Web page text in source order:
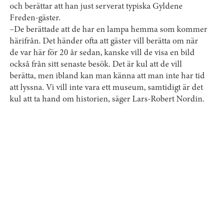
och berättar att han just serverat typiska Gyldene
Freden-gäster.
–De berättade att de har en lampa hemma som kommer
härifrån. Det händer ofta att gäster vill berätta om när
de var här för 20 år sedan, kanske vill de visa en bild
också från sitt senaste besök. Det är kul att de vill
berätta, men ibland kan man känna att man inte har tid
att lyssna. Vi vill inte vara ett museum, samtidigt är det
kul att ta hand om historien, säger Lars-Robert Nordin.